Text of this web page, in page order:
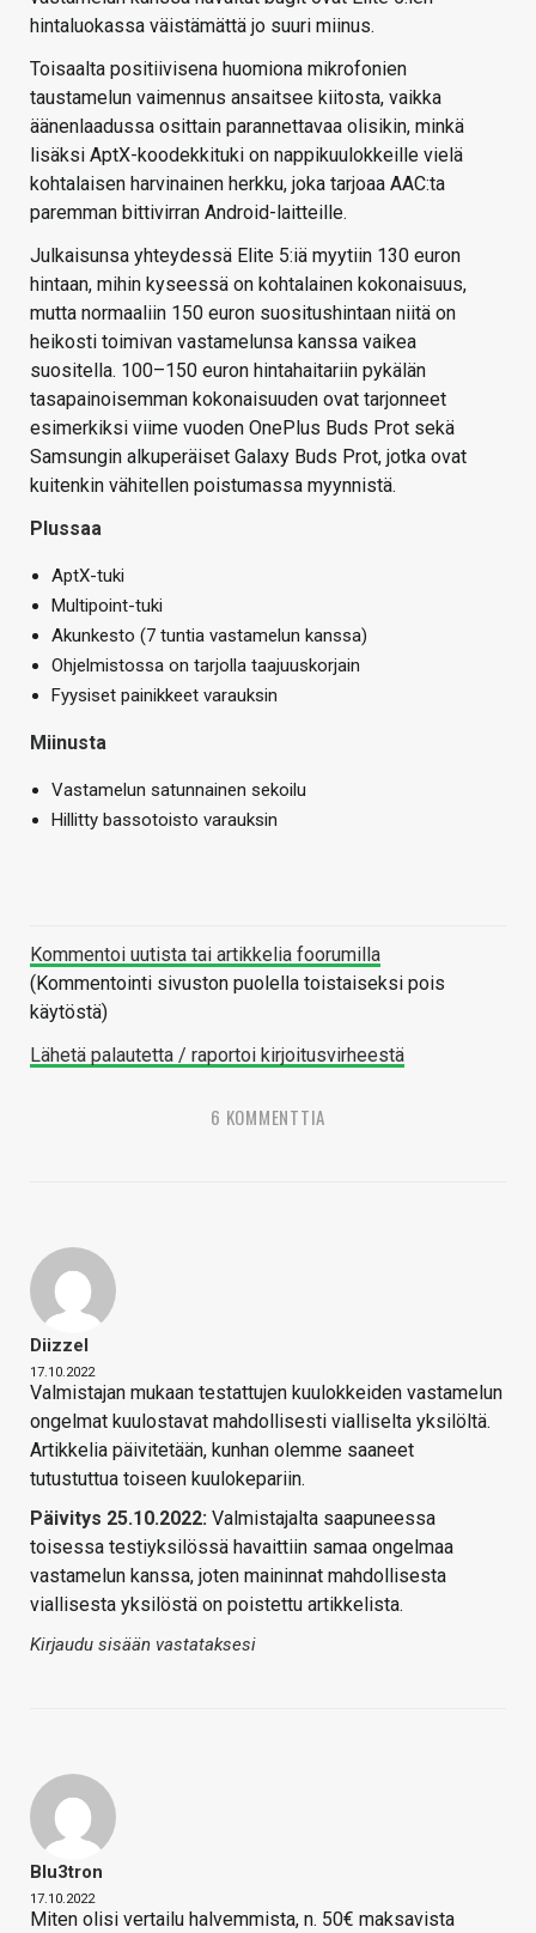
hintaluokassa väistämättä jo suuri miinus.
Toisaalta positiivisena huomiona mikrofonien
taustamelun vaimennus ansaitsee kiitosta, vaikka
äänenlaadussa osittain parannettavaa olisikin, minkä
lisäksi AptX-koodekkituki on nappikuulokkeille vielä
kohtalaisen harvinainen herkku, joka tarjoaa AAC:ta
paremman bittivirran Android-laitteille.
Julkaisunsa yhteydessä Elite 5:iä myytiin 130 euron
hintaan, mihin kyseessä on kohtalainen kokonaisuus,
mutta normaaliin 150 euron suositushintaan niitä on
heikosti toimivan vastamelunsa kanssa vaikea
suositella. 100–150 euron hintahaitariin pykälän
tasapainoisemman kokonaisuuden ovat tarjonneet
esimerkiksi viime vuoden OnePlus Buds Prot sekä
Samsungin alkuperäiset Galaxy Buds Prot, jotka ovat
kuitenkin vähitellen poistumassa myynnistä.
Plussaa
AptX-tuki
Multipoint-tuki
Akunkesto (7 tuntia vastamelun kanssa)
Ohjelmistossa on tarjolla taajuuskorjain
Fyysiset painikkeet varauksin
Miinusta
Vastamelun satunnainen sekoilu
Hillitty bassotoisto varauksin
Kommentoi uutista tai artikkelia foorumilla
(Kommentointi sivuston puolella toistaiseksi pois
käytöstä)
Lähetä palautetta / raportoi kirjoitusvirheestä
6 KOMMENTTIA
Diizzel
17.10.2022
Valmistajan mukaan testattujen kuulokkeiden vastamelun
ongelmat kuulostavat mahdollisesti vialliselta yksilöltä.
Artikkelia päivitetään, kunhan olemme saaneet
tutustuttua toiseen kuulokepariin.
Päivitys 25.10.2022: Valmistajalta saapuneessa
toisessa testiyksilössä havaittiin samaa ongelmaa
vastamelun kanssa, joten maininnat mahdollisesta
viallisesta yksilöstä on poistettu artikkelista.
Kirjaudu sisään vastataksesi
Blu3tron
17.10.2022
Miten olisi vertailu halvemmista, n. 50€ maksavista